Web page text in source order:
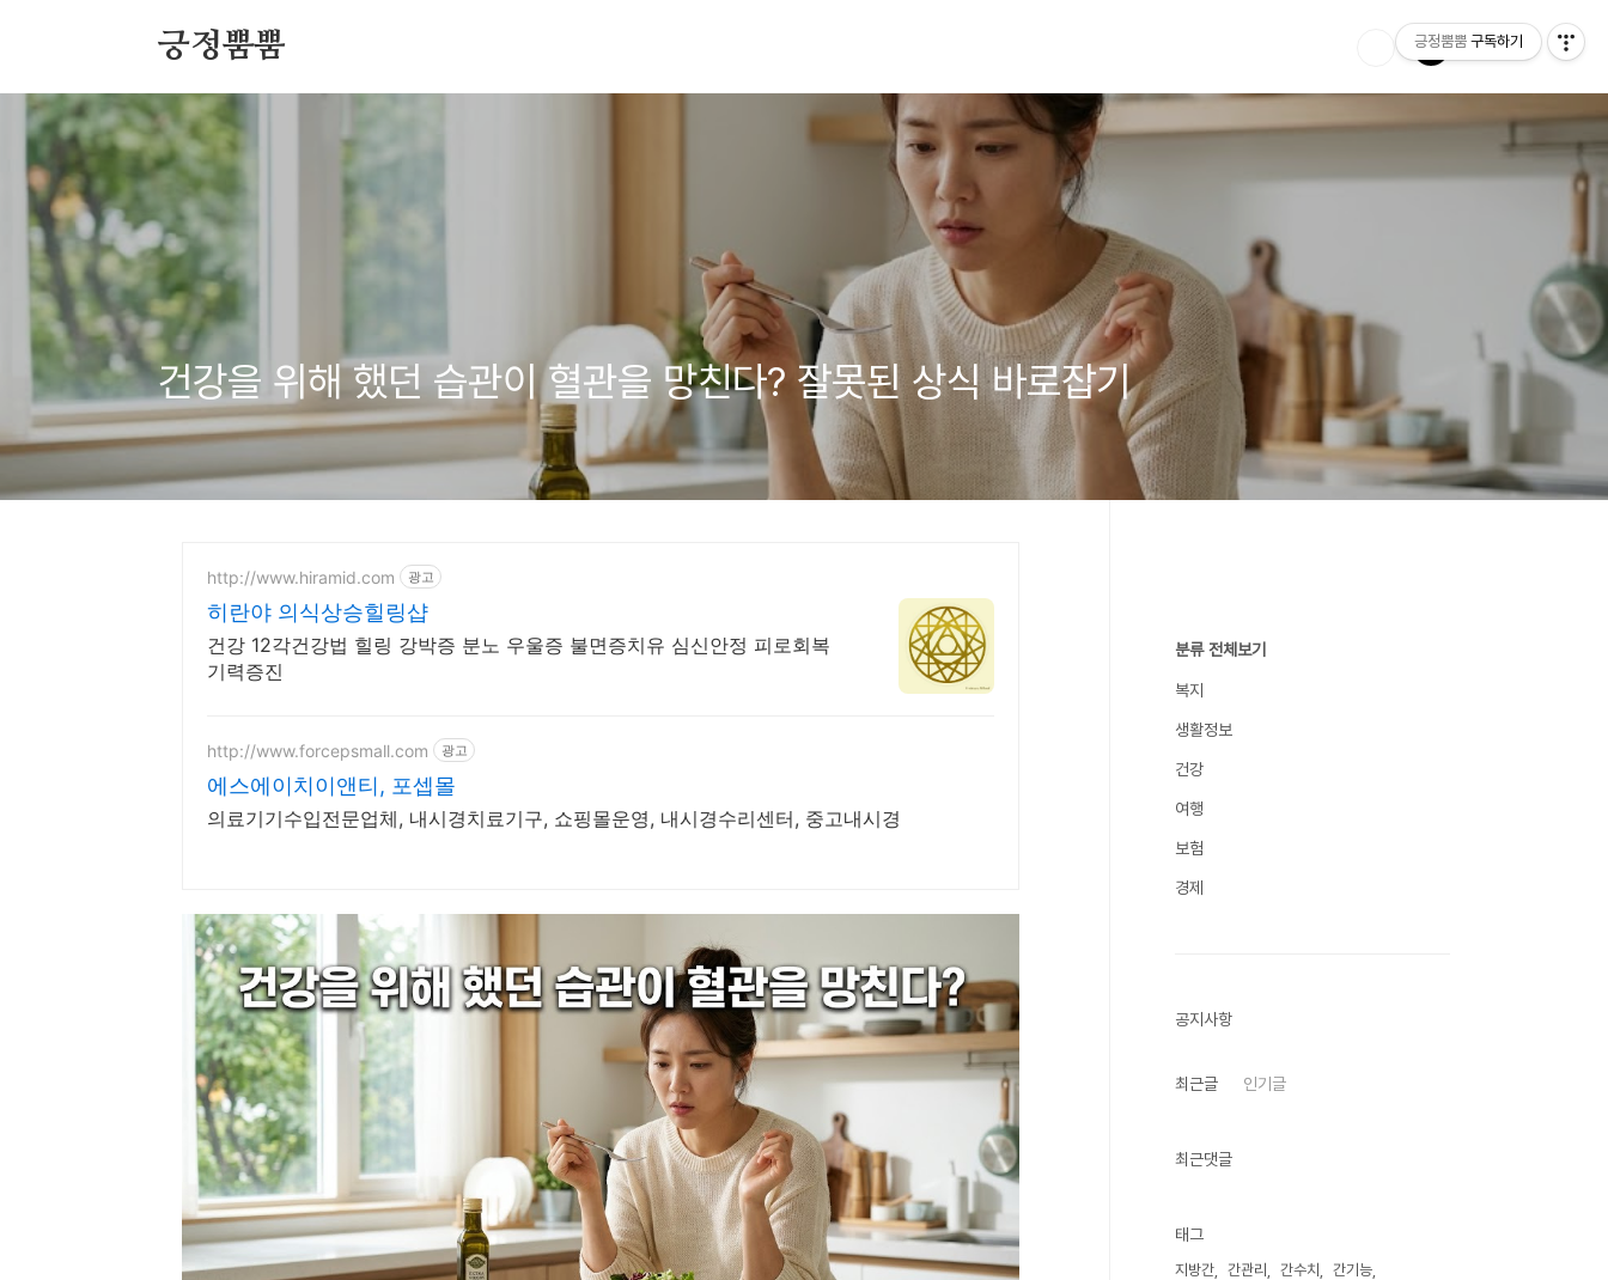
긍정뿜뿜
건강을 위해 했던 습관이 혈관을 망친다? 잘못된 상식 바로잡기
http://www.hiramid.com 광고
히란야 의식상승힐링샵
건강 12각건강법 힐링 강박증 분노 우울증 불면증치유 심신안정 피로회복
기력증진
http://www.forcepsmall.com 광고
에스에이치이앤티, 포셉몰
의료기기수입전문업체, 내시경치료기구, 쇼핑몰운영, 내시경수리센터, 중고내시경
분류 전체보기
복지
생활정보
건강
여행
보험
경제
공지사항
최근글 인기글
최근댓글
태그
지방간 간관리 간수치
간기능
긍정뿜뿜 구독하기